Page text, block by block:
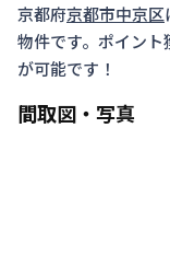
京都府京都市中京区
物件です。ポイン
が可能です！
間取図・写真